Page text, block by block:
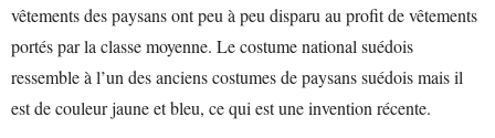
vêtements des paysans ont peu à peu disparu au profit de vêtements
portés par la classe moyenne. Le costume national suédois
ressemble à l’un des anciens costumes de paysans suédois mais il
est de couleur jaune et bleu, ce qui est une invention récente.